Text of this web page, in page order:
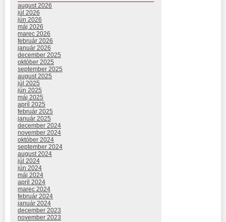
august 2026
júl 2026
jún 2026
máj 2026
marec 2026
február 2026
január 2026
december 2025
október 2025
september 2025
august 2025
júl 2025
jún 2025
máj 2025
apríl 2025
február 2025
január 2025
december 2024
november 2024
október 2024
september 2024
august 2024
júl 2024
jún 2024
máj 2024
apríl 2024
marec 2024
február 2024
január 2024
december 2023
november 2023